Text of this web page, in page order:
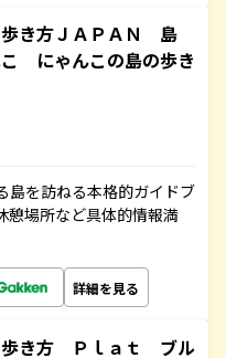
き方ＪＡＰＡＮ 島
にゃんこの島の歩き
島を訪ねる本格的ガイドブ
憩場所など具体的情報満
詳細を見る
き方 Ｐｌａｔ ブル